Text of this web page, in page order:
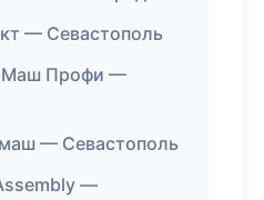
— Севастополь
Профи —
— Севастополь
—